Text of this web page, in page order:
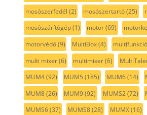
mosószerfedél (2) mosószertartó(25)
mosószárítógép(1) motor(69)
motorvédő(9) MultiBox(4)
multi mixer(6) multimixer(6)
MUM4(92) MUM5 (185) MUM6(14)
MUM8(26) MUM9(92) MUMS2(72)
MUMS6(37) MUMS8(28) MUMX(16)